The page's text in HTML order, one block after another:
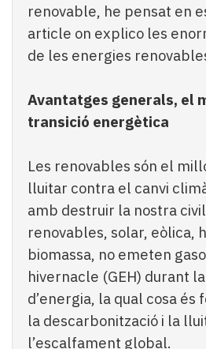
renovable, he pensat en
article on explico les
de les energies
Avantatges generals, el
transició energètica
Les renovables són el
lluitar contra el canvi
amb destruir la nostra
renovables, solar, eòlica,
biomassa, no emeten
hivernacle (GEH) durant
d’energia, la qual cosa
la descarbonització i la
l’escalfament global.